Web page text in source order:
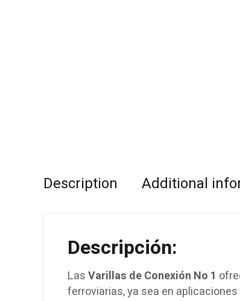
Description Additional
Descripción:
LasVarillas de Conexión No 1
ferroviarias, ya sea en